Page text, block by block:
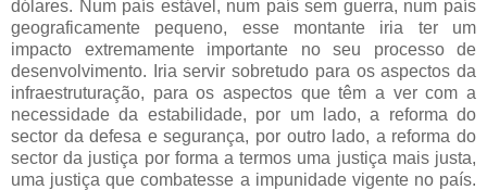
dólares. Num país estável, num país sem guerra, num país
geograficamente pequeno, esse montante iria ter um
impacto extremamente importante no seu processo de
desenvolvimento. Iria servir sobretudo para os aspectos da
infraestruturação, para os aspectos que têm a ver com a
necessidade da estabilidade, por um lado, a reforma do
sector da defesa e segurança, por outro lado, a reforma do
sector da justiça por forma a termos uma justiça mais justa,
uma justiça que combatesse a impunidade vigente no país.